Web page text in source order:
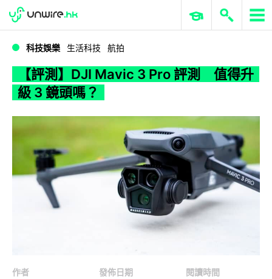
WWDC 2026 ERP 與商業 AI
科技娛樂 生活科技 航拍
【評測】DJI Mavic 3 Pro 評測 值得升
級 3 鏡頭嗎？
作者
發佈日期
閱讀時間